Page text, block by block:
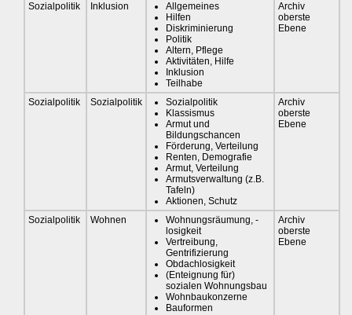
Sozialpolitik Inklusion
Allgemeines
Hilfen
Diskriminierung
Politik
Altern, Pflege
Aktivitäten, Hilfe
Inklusion
Teilhabe
Archiv
oberste
Ebene
Sozialpolitik Sozialpolitik
Sozialpolitik
Klassismus
Armut und
Bildungschancen
Förderung, Verteilung
Renten, Demografie
Armut, Verteilung
Armutsverwaltung (z.B.
Tafeln)
Aktionen, Schutz
Archiv
oberste
Ebene
Sozialpolitik Wohnen
Wohnungsräumung, -
losigkeit
Vertreibung,
Gentrifizierung
Obdachlosigkeit
(Enteignung für)
sozialen Wohnungsbau
Wohnbaukonzerne
Bauformen
Archiv
oberste
Ebene